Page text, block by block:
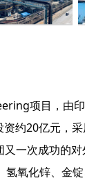
项目，由
约20亿元，
一次成功的
氧化锌、金